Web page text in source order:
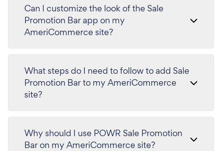
Can I customize the look of the Sale
Promotion Bar app on my
AmeriCommerce site?
What steps do I need to follow to add Sale
Promotion Bar to my AmeriCommerce
site?
Why should I use POWR Sale Promotion
Bar on my AmeriCommerce site?